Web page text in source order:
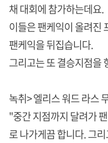
채 대회에 참가하는데요.
이들은 팬케익이 올려진
팬케익을 뒤집습니다.
그리고는 또 결승지점을
녹취> 엘리스 워드 라스
"중간 지점까지 달려가
로 나가게끔 합니다. 그